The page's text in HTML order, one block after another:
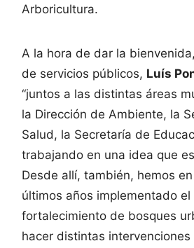
Arboricultura.
A la hora de dar la
de servicios públicos, Luís
“juntos a las distintas áreas
la Dirección de Ambiente, la
Salud, la Secretaría de
trabajando en una idea que
Desde allí, también, hemos
últimos años implementado el
fortalecimiento de bosques
hacer distintas